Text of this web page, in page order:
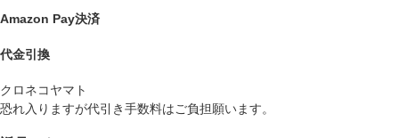
Amazon Pay決済
代金引換
クロネコヤマト
恐れ入りますが代引き手数料はご負担願います。